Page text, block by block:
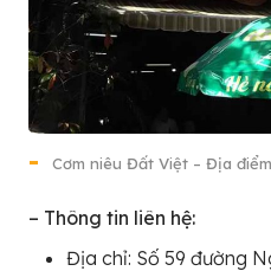
Cơm niêu Đất Việt – Địa
– Thông tin liên hệ:
Địa chỉ: Số 59 đường